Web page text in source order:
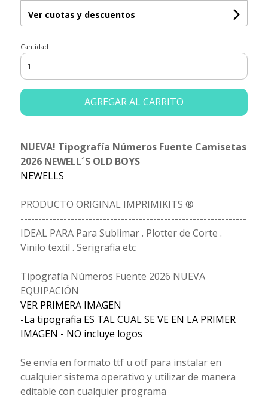
Ver cuotas y descuentos
Cantidad
AGREGAR AL CARRITO
NUEVA! Tipografía Números Fuente Camisetas
2026 NEWELL´S OLD BOYS
NEWELLS
PRODUCTO ORIGINAL IMPRIMIKITS ®
---------------------------------------------------------------
IDEAL PARA Para Sublimar . Plotter de Corte .
Vinilo textil . Serigrafia etc
Tipografía Números Fuente 2026 NUEVA
EQUIPACIÓN
VER PRIMERA IMAGEN
-La tipografia ES TAL CUAL SE VE EN LA PRIMER
IMAGEN - NO incluye logos
Se envía en formato ttf u otf para instalar en
cualquier sistema operativo y utilizar de manera
editable con cualquier programa